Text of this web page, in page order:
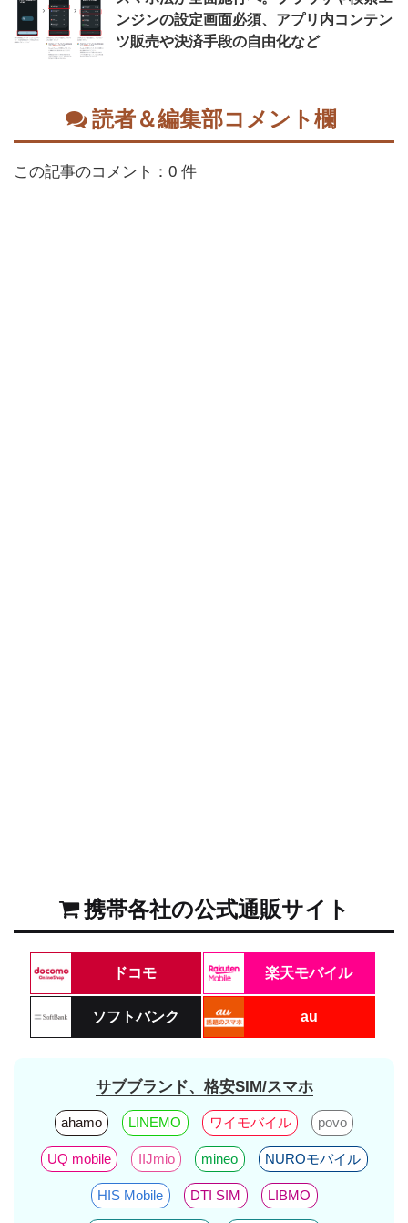
ンジンの設定画面必須、アプリ内コンテン
ツ販売や決済手段の自由化など
読者＆編集部コメント欄
この記事のコメント：0 件
携帯各社の公式通販サイト
ドコモ 楽天モバイル
ソフトバンク au
サブブランド、格安SIM/スマホ
ahamo LINEMO ワイモバイル povo
UQ mobile IIJmio mineo NUROモバイル
HIS Mobile DTI SIM LIBMO